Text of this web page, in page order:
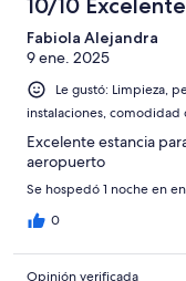
Fabiola Alejandra
9 ene. 2025
Le gustó: Limpieza,
instalaciones, comodidad
Excelente estancia
aeropuerto
Se hospedó 1 noche en
0
Opinión verificada